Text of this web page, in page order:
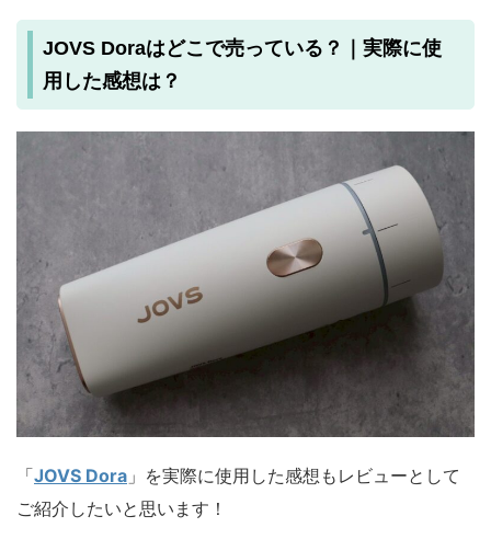
JOVS Doraはどこで売っている？｜実際に使
用した感想は？
「JOVS Dora 」を実際に使用した感想もレビューとして
ご紹介したいと思います！